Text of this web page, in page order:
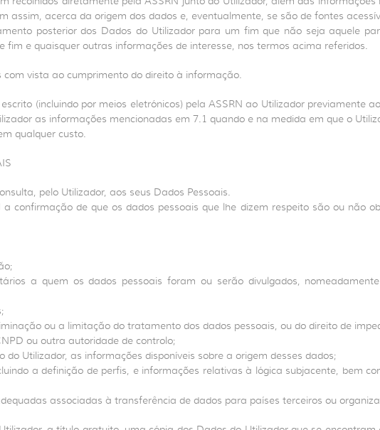
assim, acerca da origem dos dados e, eventualmente, se são de fontes
posterior dos Dados do Utilizador para um fim que não seja aquele
fim e quaisquer outras informações de interesse, nos termos acima referidos.
vista ao cumprimento do direito à informação.
(incluindo por meios eletrónicos) pela ASSRN ao Utilizador previamente
as informações mencionadas em 7.1 quando e na medida em que o
qualquer custo.
pelo Utilizador, aos seus Dados Pessoais.
confirmação de que os dados pessoais que lhe dizem respeito são ou não
a quem os dados pessoais foram ou serão divulgados,
ou a limitação do tratamento dos dados pessoais, ou do direito de
ou outra autoridade de controlo;
do Utilizador, as informações disponíveis sobre a origem desses dados;
a definição de perfis, e informações relativas à lógica subjacente, bem
associadas à transferência de dados para países terceiros ou